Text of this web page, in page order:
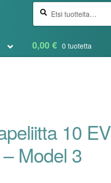
Etsi
Haku
0,00€ 0 tuotetta
10 EV
Model 3